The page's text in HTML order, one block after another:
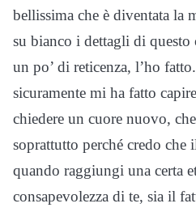
bellissima che è diventata la
su bianco i dettagli di
un po’ di reticenza, l’ho
sicuramente mi ha fatto
chiedere un cuore nuovo,
soprattutto perché credo che
quando raggiungi una certa
consapevolezza di te, sia il